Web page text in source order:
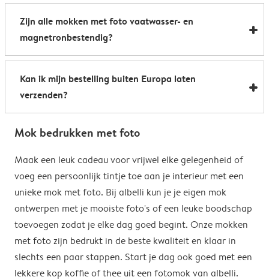
de kantine op het werk te voorzien van stijlvolle
koffiemokken met foto.
Al onze foto mokken hebben de afmetingen 8,2 x 9,5
cm. De inhoud bedraagt 285 ml.
Zijn alle mokken met foto vaatwasser- en
magnetronbestendig?
Bijna allemaal. Onze gepersonaliseerde foto mokken
kunnen zowel in de vaatwasser als in de magnetron.
Heel handig: je kunt er dus uit drinken, je drank
opwarmen en je fotomok na de afwas opnieuw
gebruiken. De enige uitzondering hierop zijn onze
de hand af te wassen om het magische
verrassingseffect zo goed mogelijk te behouden.
Kan ik mijn bestelling buiten Europa laten
verzenden?
afhankelijk van je afleveradres en worden deze tijdens
de verzendkosten voor bestellingen buiten de EU geen
eventuele bijkomende kosten van het land omvatten,
zoals invoerrechten, invoer-btw en douanekosten. Wij
zijn niet verantwoordelijk voor deze kosten. Je kunt
contact opnemen met je lokale douane-autoriteiten
om te zien of er extra kosten moeten worden betaald
voor je bestelling.
Mok bedrukken met foto
Maak een leuk cadeau voor vrijwel elke gelegenheid of
voeg een persoonlijk tintje toe aan je interieur met een
unieke mok met foto. Bij albelli kun je je eigen mok
ontwerpen met je mooiste foto's of een leuke boodschap
toevoegen zodat je elke dag goed begint. Onze mokken
met foto zijn bedrukt in de beste kwaliteit en klaar in
slechts een paar stappen. Start je dag ook goed met een
lekkere kop koffie of thee uit een fotomok van albelli.